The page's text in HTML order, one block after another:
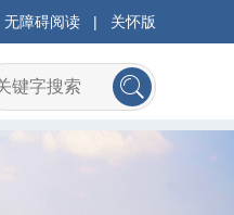
无障碍阅读 | 关怀版